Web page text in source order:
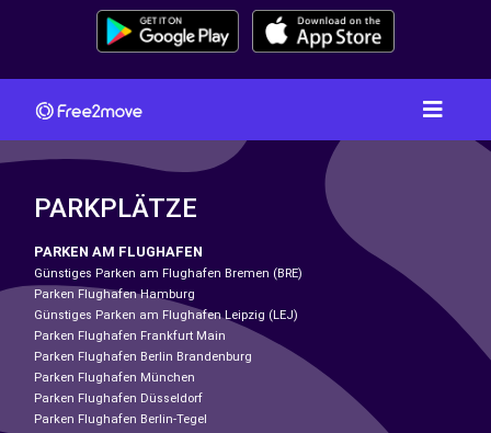
PARKPLÄTZE
PARKEN AM FLUGHAFEN
Günstiges Parken am Flughafen Bremen (BRE)
Parken Flughafen Hamburg
Günstiges Parken am Flughafen Leipzig (LEJ)
Parken Flughafen Frankfurt Main
Parken Flughafen Berlin Brandenburg
Parken Flughafen München
Parken Flughafen Düsseldorf
Parken Flughafen Berlin-Tegel